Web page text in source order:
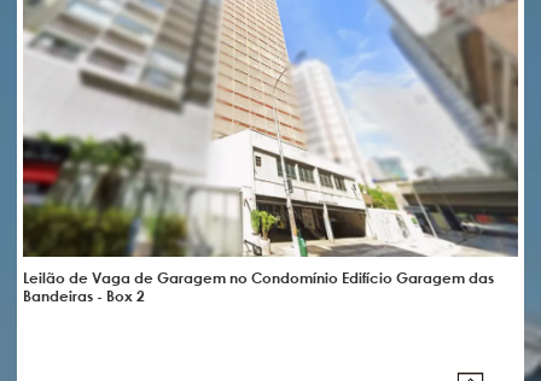
Leilão de Vaga de Garagem no Condomínio Edifício Garagem das
Bandeiras - Box 2